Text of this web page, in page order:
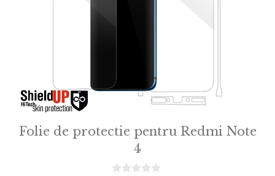
Folie de protectie pentru Redmi Note
4